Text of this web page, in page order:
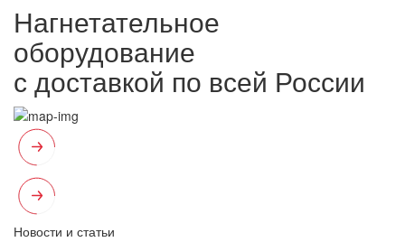
Нагнетательное
оборудование
с доставкой по всей России
Новости и статьи